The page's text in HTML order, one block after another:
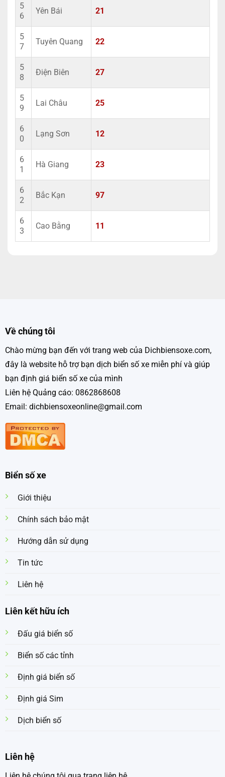
5
6
Yên Bái 21
5
7
Tuyên Quang 22
5
8
Điện Biên 27
5
9
Lai Châu 25
6
0
Lạng Sơn 12
6
1
Hà Giang 23
6
2
Bắc Kạn 97
6
3
Cao Bằng 11
Về chúng tôi
Chào mừng bạn đến với trang web của Dichbiensoxe.com,
đây là website hỗ trợ bạn dịch biển số xe miễn phí và giúp
bạn định giá biển số xe của mình
Liên hệ Quảng cáo: 0862868608
Email: dichbiensoxeonline@gmail.com
Biển số xe
Giới thiệu
Chính sách bảo mật
Hướng dẫn sử dụng
Tin tức
Liên hệ
Liên kết hữu ích
Đấu giá biển số
Biển số các tỉnh
Định giá biển số
Định giá Sim
Dịch biển số
Liên hệ